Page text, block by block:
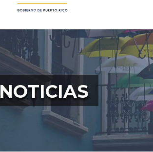
NOTICIAS